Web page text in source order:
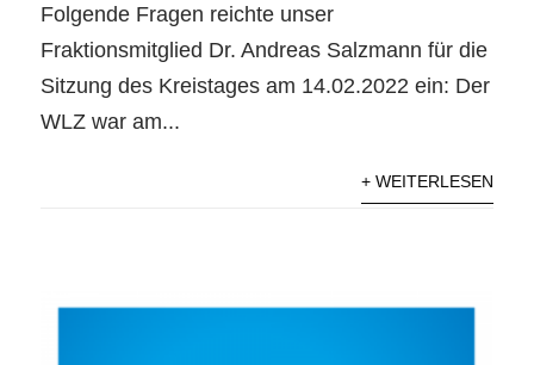
Folgende Fragen reichte unser
Fraktionsmitglied Dr. Andreas Salzmann für die
Sitzung des Kreistages am 14.02.2022 ein: Der
WLZ war am...
+ WEITERLESEN